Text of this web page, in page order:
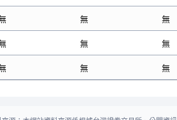
無 無
無 無
無 無